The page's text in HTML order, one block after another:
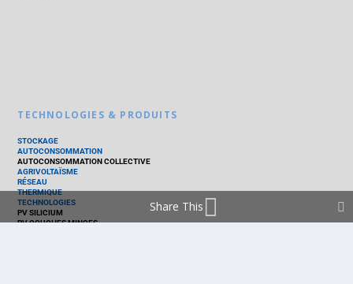
TECHNOLOGIES & PRODUITS
STOCKAGE
AUTOCONSOMMATION
AUTOCONSOMMATION COLLECTIVE
AGRIVOLTAÏSME
RÉSEAU
THERMIQUE
TECHNOLOGIES
PV SILICIUM
PV COUCHES MINCES
Share This